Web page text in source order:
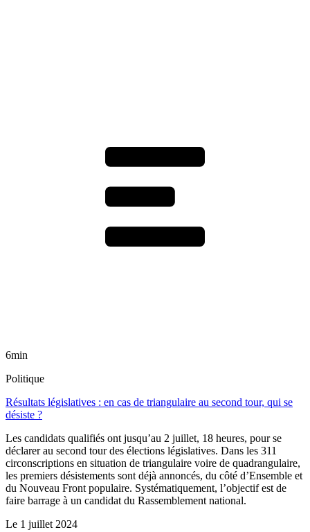
6min
Politique
Résultats législatives : en cas de triangulaire au second tour, qui se
désiste ?
Les candidats qualifiés ont jusqu’au 2 juillet, 18 heures, pour se
déclarer au second tour des élections législatives. Dans les 311
circonscriptions en situation de triangulaire voire de quadrangulaire,
les premiers désistements sont déjà annoncés, du côté d’Ensemble et
du Nouveau Front populaire. Systématiquement, l’objectif est de
faire barrage à un candidat du Rassemblement national.
Le 1 juillet 2024